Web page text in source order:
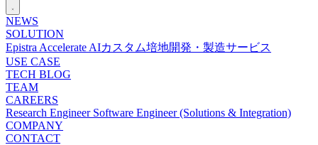
NEWS
SOLUTION
Epistra Accelerate AIカスタム培地開発・製造サービス
USE CASE
TECH BLOG
TEAM
CAREERS
Research Engineer Software Engineer (Solutions & Integration)
COMPANY
CONTACT